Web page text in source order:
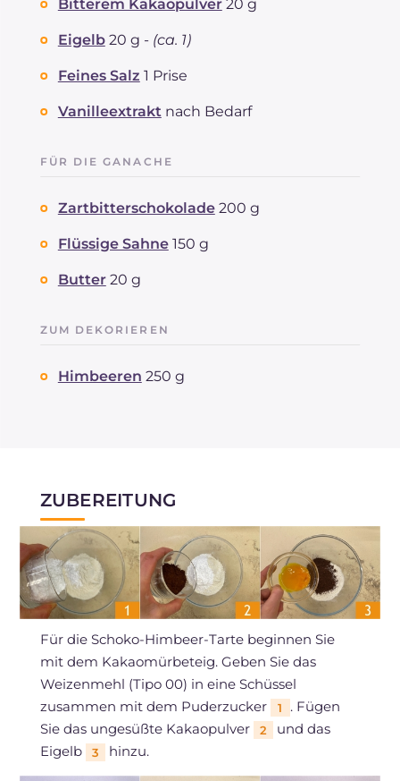
Bitterem Kakaopulver 20 g
Eigelb 20 g - (ca. 1)
Feines Salz 1 Prise
Vanilleextrakt nach Bedarf
FÜR DIE GANACHE
Zartbitterschokolade 200 g
Flüssige Sahne 150 g
Butter 20 g
ZUM DEKORIEREN
Himbeeren 250 g
ZUBEREITUNG
Für die Schoko-Himbeer-Tarte beginnen Sie
mit dem Kakaomürbeteig. Geben Sie das
Weizenmehl (Tipo 00) in eine Schüssel
zusammen mit dem Puderzucker
1
. Fügen
Sie das ungesüßte Kakaopulver
2
und das
Eigelb
3 hinzu.